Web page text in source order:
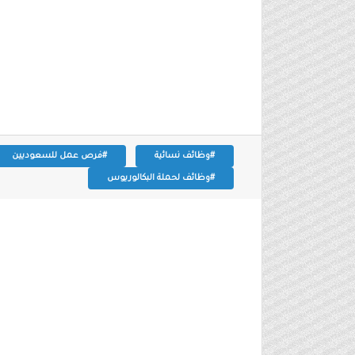
#وظائف نسائية #فرص عمل للسعوديين
#وظائف لحملة البكالوريوس